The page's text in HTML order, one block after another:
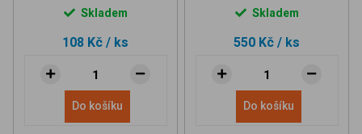
Skladem
108 Kč / ks
Do košíku
Skladem
550 Kč / ks
Do košíku